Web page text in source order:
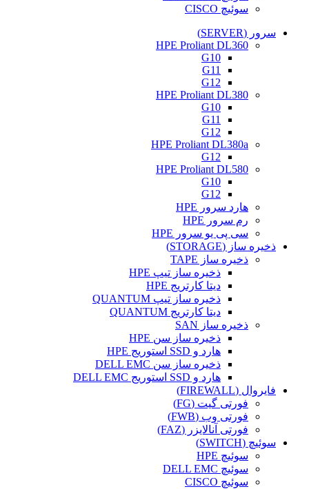
سوئیچ CISCO
سرور (SERVER)
HPE Proliant DL360
G10
G11
G12
HPE Proliant DL380
G10
G11
G12
HPE Proliant DL380a
G12
HPE Proliant DL580
G10
G12
هارد سرور HPE
رم سرور HPE
سی پی یو سرور HPE
ذخیره ساز (STORAGE)
ذخیره ساز TAPE
ذخیره ساز تیپ HPE
دیتا کارتریج HPE
ذخیره ساز تیپ QUANTUM
دیتا کارتریج QUANTUM
ذخیره ساز SAN
ذخیره ساز سن HPE
هارد و SSD استوریج HPE
ذخیره ساز سن DELL EMC
هارد و SSD استوریج DELL EMC
فایروال (FIREWALL)
فورتی گیت (FG)
فورتی وب (FWB)
فورتی آنالایزر (FAZ)
سوئیچ (SWITCH)
سوئیچ HPE
سوئیچ DELL EMC
سوئیچ CISCO